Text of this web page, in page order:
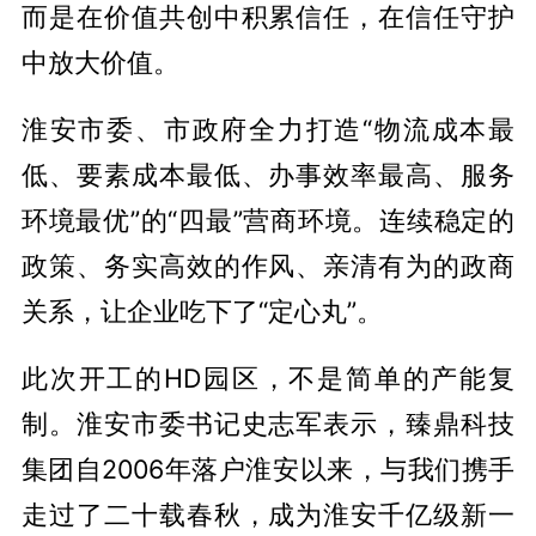
而是在价值共创中积累信任，在信任守护
中放大价值。
淮安市委、市政府全力打造“物流成本最
低、要素成本最低、办事效率最高、服务
环境最优”的“四最”营商环境。连续稳定的
政策、务实高效的作风、亲清有为的政商
关系，让企业吃下了“定心丸”。
此次开工的HD园区，不是简单的产能复
制。淮安市委书记史志军表示，臻鼎科技
集团自2006年落户淮安以来，与我们携手
走过了二十载春秋，成为淮安千亿级新一